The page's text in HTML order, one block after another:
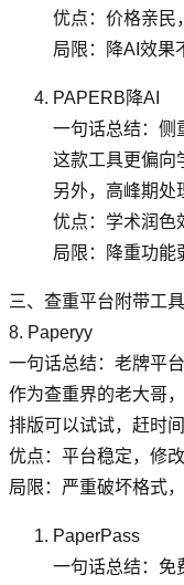
优点：价格亲民
局限：降AI效果
PAPERB降AI
一句话总结：侧
这款工具更偏向
另外，高峰期处
优点：学术润色
局限：降重功能
三、查重平台附带工
8. Paperyy
一句话总结：老牌平
作为查重界的老大哥
排版可以试试，赶时
优点：平台稳定，修
局限：严重破坏格式
PaperPass
一句话总结：免